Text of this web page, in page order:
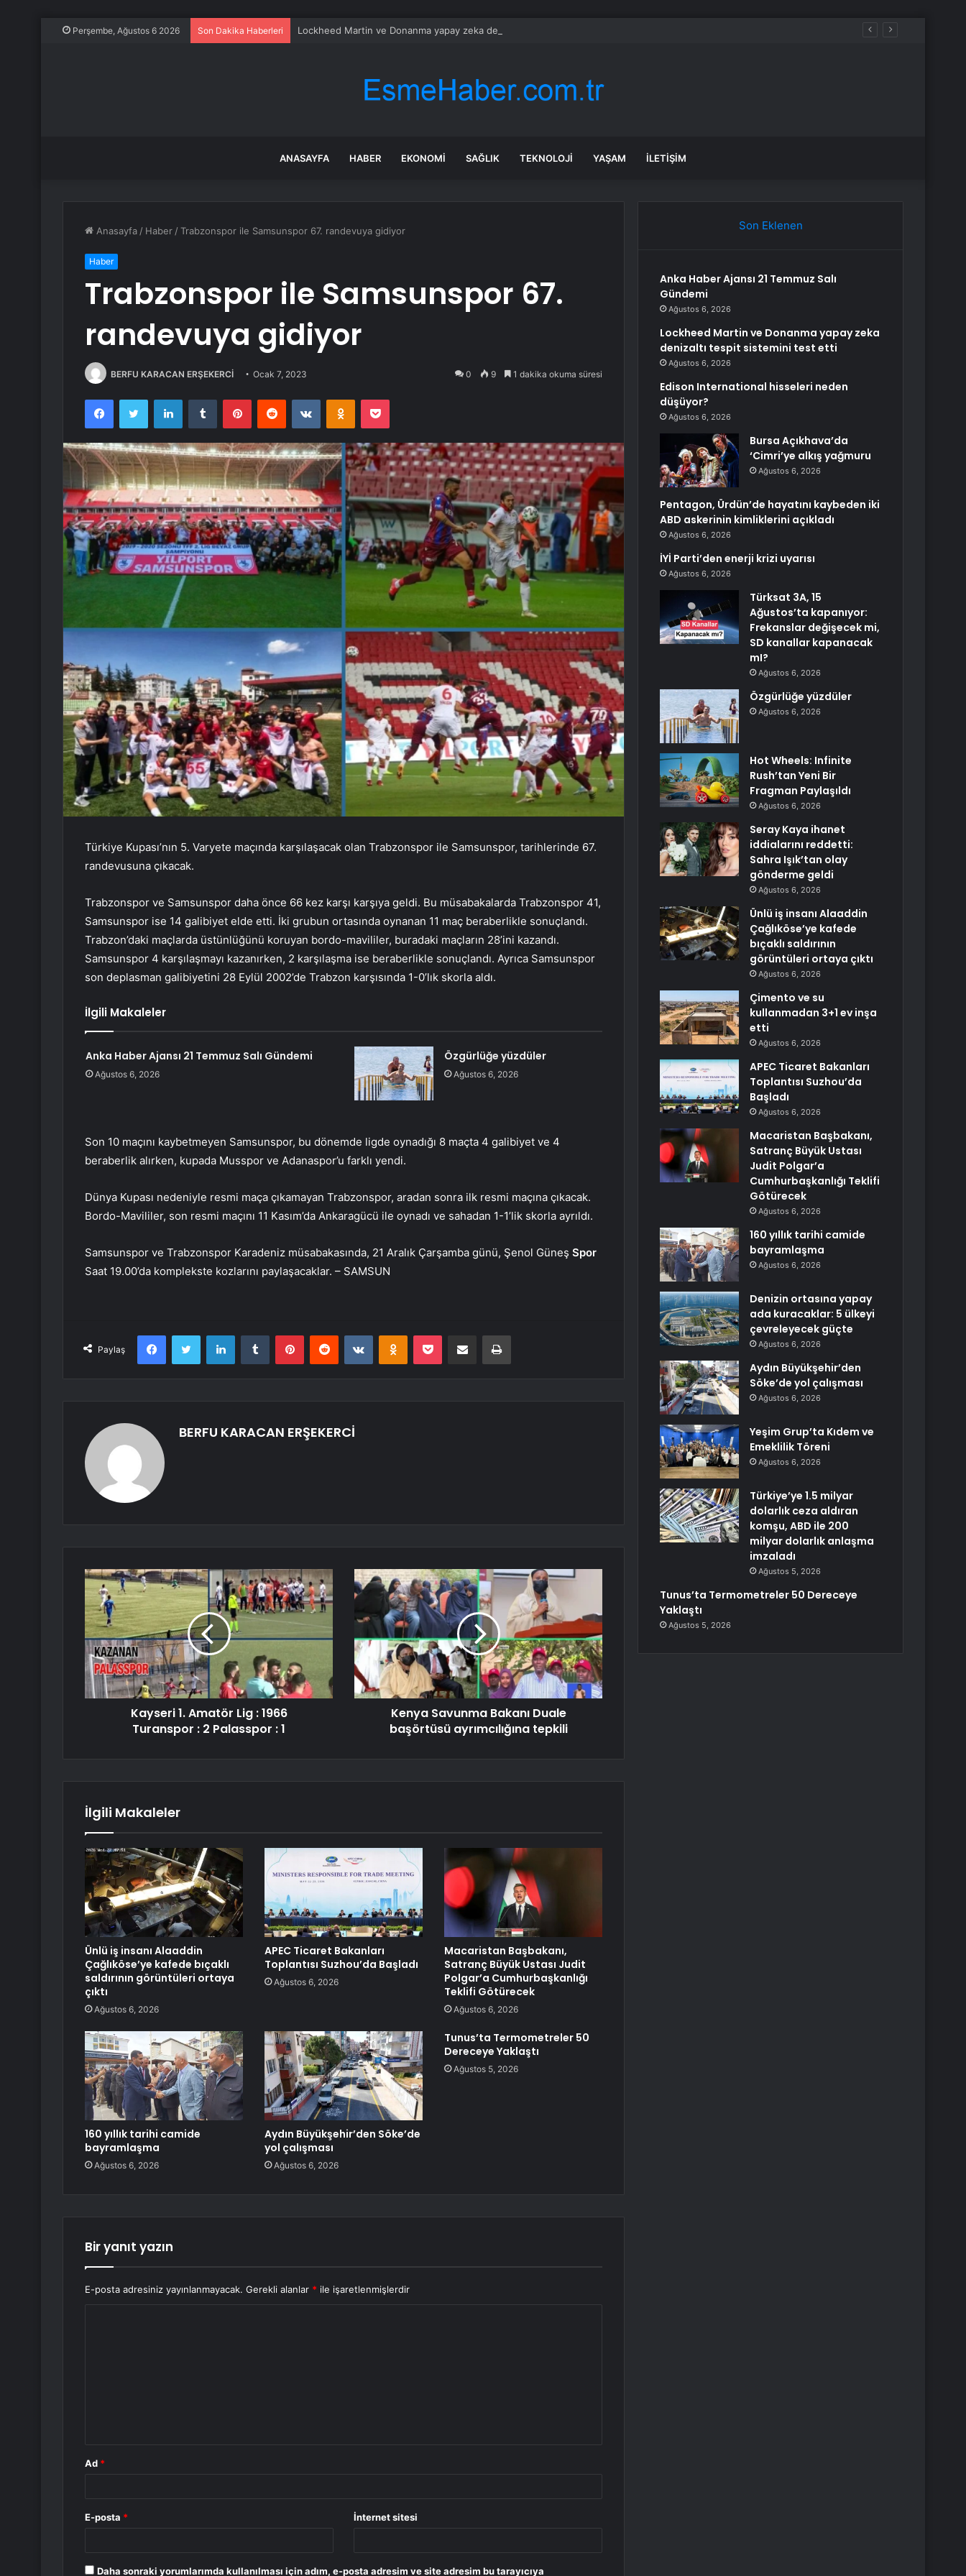
Perşembe, Ağustos 6 2026 Son Dakika Haberleri Lockheed Martin ve Donanma yapay zeka denizaltı tespit sistemini test etti
ANASAYFA HABER EKONOMI SAĞLIK TEKNOLOJI YAŞAM İLETIŞIM
Anasayfa / Haber /Trabzonspor ile Samsunspor 67. randevuya gidiyor
Haber
Trabzonspor ile Samsunspor 67.
randevuya gidiyor
BERFU KARACAN ERŞEKERCİ Ocak 7, 2023 0 9 1 dakika okuma süresi
FacebookTwitter LinkedInTumblr PinterestReddit VKontakteOdnoklassniki
Pocket
Türkiye Kupası’nın 5. Varyete maçında karşılaşacak olan Trabzonspor ile Samsunspor, tarihlerinde 67.
randevusuna çıkacak.
Trabzonspor ve Samsunspor daha önce 66 kez karşı karşıya geldi. Bu müsabakalarda Trabzonspor 41,
Samsunspor ise 14 galibiyet elde etti. İki grubun ortasında oynanan 11 maç beraberlikle sonuçlandı.
Trabzon’daki maçlarda üstünlüğünü koruyan bordo-mavililer, buradaki maçların 28’ini kazandı.
Samsunspor 4 karşılaşmayı kazanırken, 2 karşılaşma ise beraberlikle sonuçlandı. Ayrıca Samsunspor
son deplasman galibiyetini 28 Eylül 2002’de Trabzon karşısında 1-0’lık skorla aldı.
İlgili Makaleler
Anka Haber Ajansı 21 Temmuz Salı Gündemi
Ağustos 6, 2026
Özgürlüğe yüzdüler
Ağustos 6, 2026
Son 10 maçını kaybetmeyen Samsunspor, bu dönemde ligde oynadığı 8 maçta 4 galibiyet ve 4
beraberlik alırken, kupada Musspor ve Adanaspor’u farklı yendi.
Dünya Kupası nedeniyle resmi maça çıkamayan Trabzonspor, aradan sonra ilk resmi maçına çıkacak.
Bordo-Mavililer, son resmi maçını 11 Kasım’da Ankaragücü ile oynadı ve sahadan 1-1’lik skorla ayrıldı.
Samsunspor ve Trabzonspor Karadeniz müsabakasında, 21 Aralık Çarşamba günü, Şenol Güneş Spor
Saat 19.00’da komplekste kozlarını paylaşacaklar. – SAMSUN
Paylaş
FacebookTwitter LinkedInTumblr PinterestReddit VKontakteOdnoklassniki
Pocket E-Posta ile paylaş Yazdır
BERFU KARACAN ERŞEKERCİ
Kayseri 1. Amatör Lig : 1966
Turanspor : 2 Palasspor : 1
Kenya Savunma Bakanı Duale
başörtüsü ayrımcılığına tepkili
İlgili Makaleler
Ünlü iş insanı Alaaddin
Çağlıköse’ye kafede bıçaklı
saldırının görüntüleri ortaya
çıktı
Ağustos 6, 2026
APEC Ticaret Bakanları
Toplantısı Suzhou’da Başladı
Ağustos 6, 2026
Macaristan Başbakanı,
Satranç Büyük Ustası Judit
Polgar’a Cumhurbaşkanlığı
Teklifi Götürecek
Ağustos 6, 2026
160 yıllık tarihi camide
bayramlaşma
Ağustos 6, 2026
Aydın Büyükşehir’den Söke’de
yol çalışması
Ağustos 6, 2026
Tunus’ta Termometreler 50
Dereceye Yaklaştı
Ağustos 5, 2026
Bir yanıt yazın
E-posta adresiniz yayınlanmayacak. Gerekli alanlar * ile işaretlenmişlerdir
Ad *
E-posta * İnternet sitesi
Daha sonraki yorumlarımda kullanılması için adım, e-posta adresim ve site adresim bu tarayıcıya
Son Eklenen
Anka Haber Ajansı 21 Temmuz Salı
Gündemi
Ağustos 6, 2026
Lockheed Martin ve Donanma yapay zeka
denizaltı tespit sistemini test etti
Ağustos 6, 2026
Edison International hisseleri neden
düşüyor?
Ağustos 6, 2026
Bursa Açıkhava’da
‘Cimri’ye alkış yağmuru
Ağustos 6, 2026
Pentagon, Ürdün’de hayatını kaybeden iki
ABD askerinin kimliklerini açıkladı
Ağustos 6, 2026
İYİ Parti’den enerji krizi uyarısı
Ağustos 6, 2026
Türksat 3A, 15
Ağustos’ta kapanıyor:
Frekanslar değişecek mi,
SD kanallar kapanacak
mI?
Ağustos 6, 2026
Özgürlüğe yüzdüler
Ağustos 6, 2026
Hot Wheels: Infinite
Rush’tan Yeni Bir
Fragman Paylaşıldı
Ağustos 6, 2026
Seray Kaya ihanet
iddialarını reddetti:
Sahra Işık’tan olay
gönderme geldi
Ağustos 6, 2026
Ünlü iş insanı Alaaddin
Çağlıköse’ye kafede
bıçaklı saldırının
görüntüleri ortaya çıktı
Ağustos 6, 2026
Çimento ve su
kullanmadan 3+1 ev inşa
etti
Ağustos 6, 2026
APEC Ticaret Bakanları
Toplantısı Suzhou’da
Başladı
Ağustos 6, 2026
Macaristan Başbakanı,
Satranç Büyük Ustası
Judit Polgar’a
Cumhurbaşkanlığı Teklifi
Götürecek
Ağustos 6, 2026
160 yıllık tarihi camide
bayramlaşma
Ağustos 6, 2026
Denizin ortasına yapay
ada kuracaklar: 5 ülkeyi
çevreleyecek güçte
Ağustos 6, 2026
Aydın Büyükşehir’den
Söke’de yol çalışması
Ağustos 6, 2026
Yeşim Grup’ta Kıdem ve
Emeklilik Töreni
Ağustos 6, 2026
Türkiye’ye 1.5 milyar
dolarlık ceza aldıran
komşu, ABD ile 200
milyar dolarlık anlaşma
imzaladı
Ağustos 5, 2026
Tunus’ta Termometreler 50 Dereceye
Yaklaştı
Ağustos 5, 2026